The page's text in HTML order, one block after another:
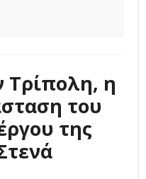
Τρίπολη, η
του
της